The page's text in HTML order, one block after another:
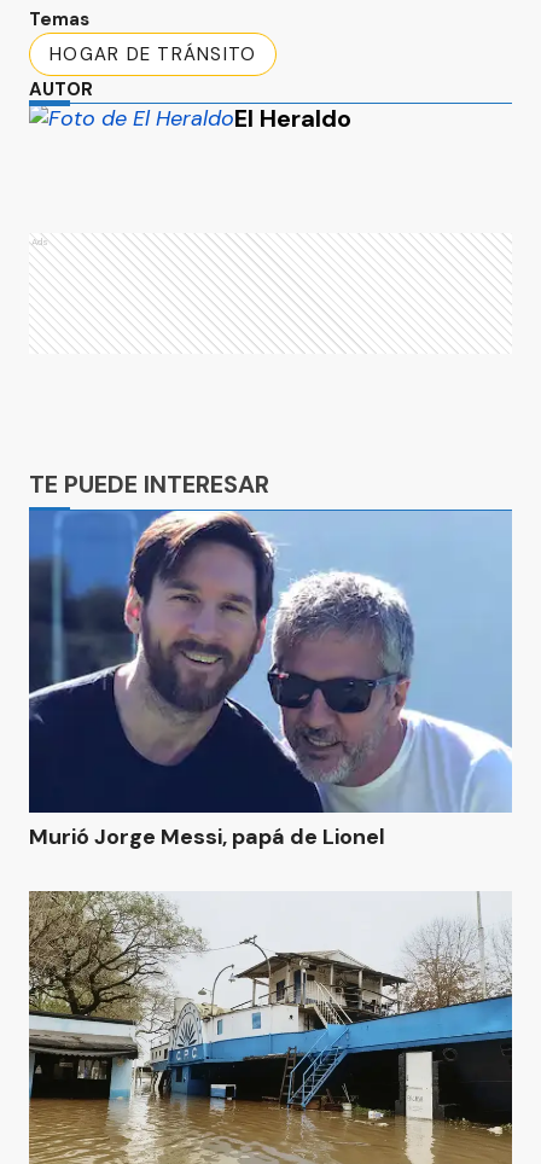
Temas
HOGAR DE TRÁNSITO
AUTOR
El Heraldo
Ads
TE PUEDE INTERESAR
Murió Jorge Messi, papá de Lionel